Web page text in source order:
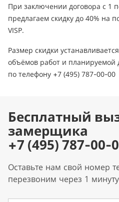
При заключении договора с 1
предлагаем скидку до 40% на
VISP.
Размер скидки
объёмов работ и планируемой
по телефону +7 (495) 787-00-00
Бесплатный
замерщика
+7 (495) 787-00-
Оставьте нам свой номер
перезвоним через 1 минуту